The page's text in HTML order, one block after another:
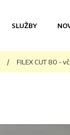
SLUŽBY
/ FILEX CUT 80 -